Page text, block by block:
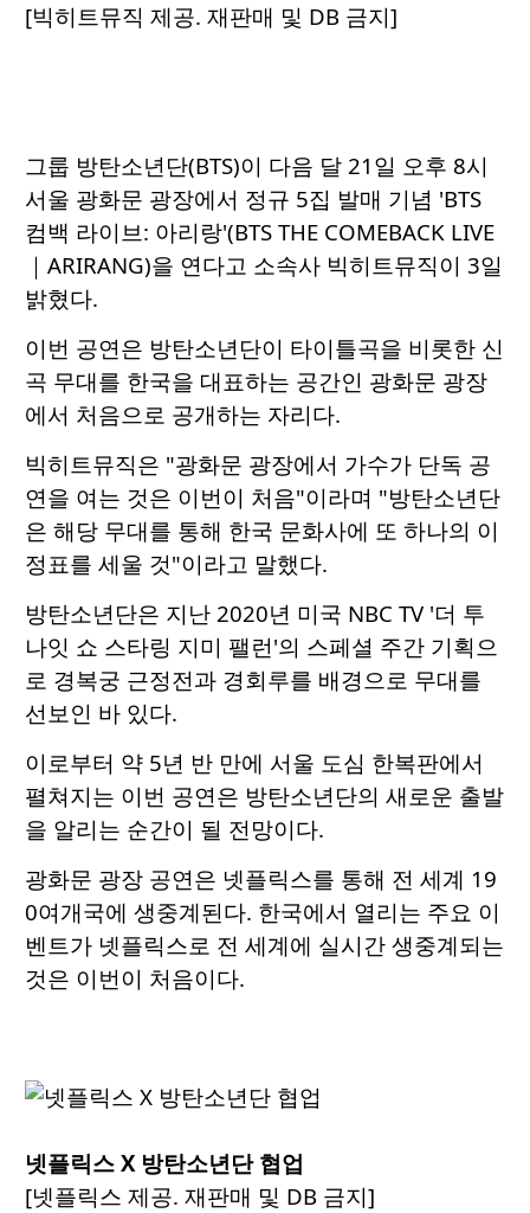
[빅히트뮤직 제공. 재판매 및 DB 금지]
그룹 방탄소년단(BTS)이 다음 달 21일 오후 8시
서울 광화문 광장에서 정규 5집 발매 기념 'BTS
컴백 라이브: 아리랑'(BTS THE COMEBACK LIVE
｜ARIRANG)을 연다고 소속사 빅히트뮤직이 3일
밝혔다.
이번 공연은 방탄소년단이 타이틀곡을 비롯한 신
곡 무대를 한국을 대표하는 공간인 광화문 광장
에서 처음으로 공개하는 자리다.
빅히트뮤직은 "광화문 광장에서 가수가 단독 공
연을 여는 것은 이번이 처음"이라며 "방탄소년단
은 해당 무대를 통해 한국 문화사에 또 하나의 이
정표를 세울 것"이라고 말했다.
방탄소년단은 지난 2020년 미국 NBC TV '더 투
나잇 쇼 스타링 지미 팰런'의 스페셜 주간 기획으
로 경복궁 근정전과 경회루를 배경으로 무대를
선보인 바 있다.
이로부터 약 5년 반 만에 서울 도심 한복판에서
펼쳐지는 이번 공연은 방탄소년단의 새로운 출발
을 알리는 순간이 될 전망이다.
광화문 광장 공연은 넷플릭스를 통해 전 세계 19
0여개국에 생중계된다. 한국에서 열리는 주요 이
벤트가 넷플릭스로 전 세계에 실시간 생중계되는
것은 이번이 처음이다.
넷플릭스 X 방탄소년단 협업
[넷플릭스 제공. 재판매 및 DB 금지]